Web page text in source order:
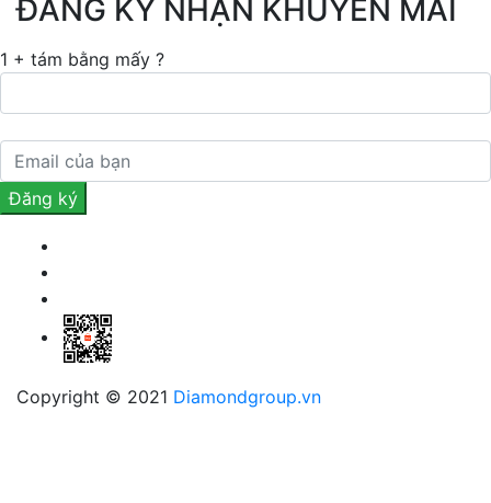
ĐĂNG KÝ NHẬN KHUYẾN MÃI
1 + tám bằng mấy ?
Copyright © 2021 Diamondgroup.vn